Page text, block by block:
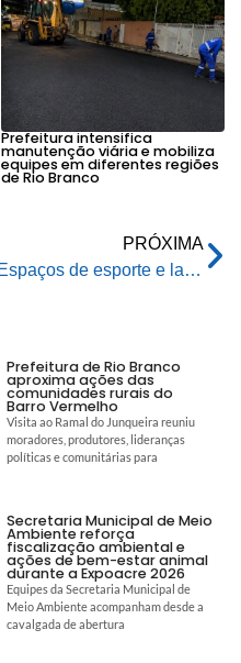
Prefeitura intensifica
manutenção viária e mobiliza
equipes em diferentes regiões
de Rio Branco
PRÓXIMA
Espaços de esporte e lazer são vistoriados pela Prefeitura de Rio Branco
Prefeitura de Rio Branco
aproxima ações das
comunidades rurais do
Barro Vermelho
Visita ao Ramal do Junqueira reuniu
moradores, produtores, lideranças
políticas e comunitárias para
Secretaria Municipal de Meio
Ambiente reforça
fiscalização ambiental e
ações de bem-estar animal
durante a Expoacre 2026
Equipes da Secretaria Municipal de
Meio Ambiente acompanham desde a
cavalgada de abertura